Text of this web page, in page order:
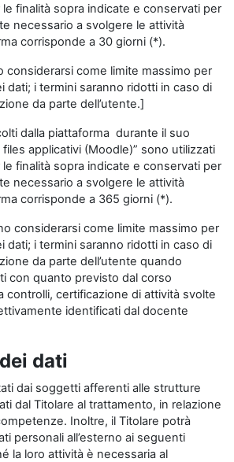
finalità sopra indicate e conservati per
necessario a svolgere le attività
corrisponde a 30 giorni (*).
considerarsi come limite massimo per
dati; i termini saranno ridotti in caso di
da parte dell’utente.]
dalla piattaforma durante il suo
applicativi (Moodle)” sono utilizzati
finalità sopra indicate e conservati per
necessario a svolgere le attività
corrisponde a 365 giorni (*).
considerarsi come limite massimo per
dati; i termini saranno ridotti in caso di
da parte dell’utente quando
con quanto previsto dal corso
controlli, certificazione di attività svolte
identificati dal docente
dati
dai soggetti afferenti alle strutture
dal Titolare al trattamento, in relazione
Inoltre, il Titolare potrà
personali all’esterno ai seguenti
la loro attività è necessaria al